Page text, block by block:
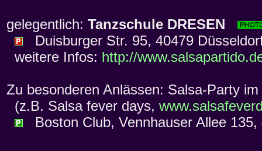
gelegentlich: Tanzschule DRESEN
Duisburger Str. 95, 40479
weitere Infos: http://
Zu besonderen Anlässen: Salsa-Party im
(z.B. Salsa fever days,
Boston Club, Vennhauser Allee 135,